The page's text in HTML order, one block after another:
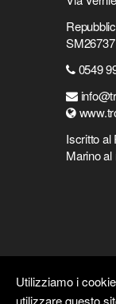
SM26737
0549
Iscritto al
Marino al
Utilizziamo i
utilizzare questo